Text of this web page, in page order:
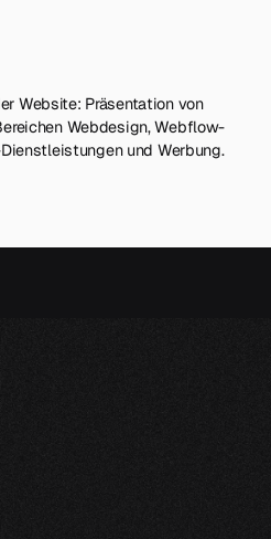
Website: Präsentation von
Webdesign, Webflow-
und Werbung.